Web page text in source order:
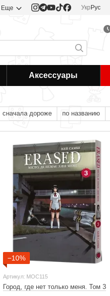
Еще Укр Рус
Аксессуары
сначала дороже по названию
−10%
Артикул: MOC115
Город, где нет только меня. Том 3